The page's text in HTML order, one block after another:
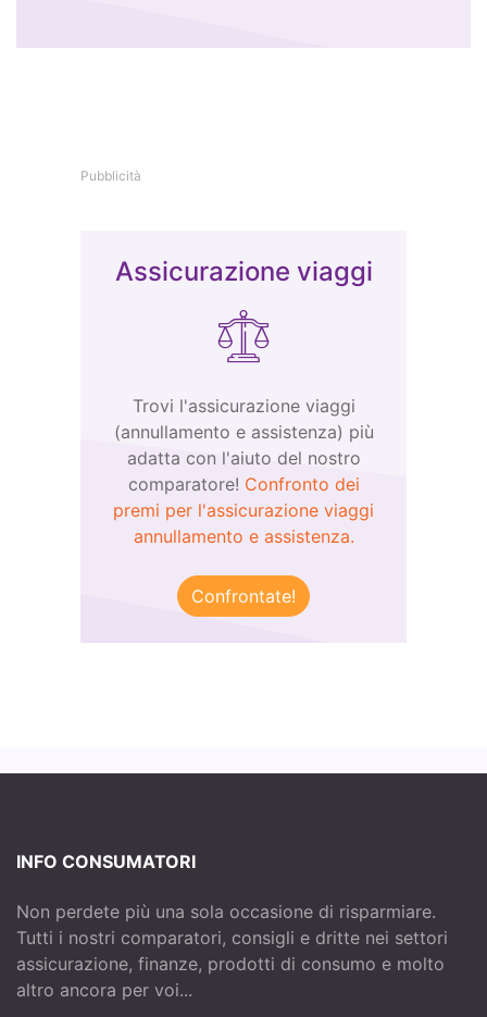
Pubblicità
Assicurazione viaggi
Trovi l'assicurazione viaggi
(annullamento e assistenza) più
adatta con l'aiuto del nostro
comparatore! Confronto dei
premi per l'assicurazione viaggi
annullamento e assistenza.
Confrontate!
INFO CONSUMATORI
Non perdete più una sola occasione di risparmiare.
Tutti i nostri comparatori, consigli e dritte nei settori
assicurazione, finanze, prodotti di consumo e molto
altro ancora per voi...